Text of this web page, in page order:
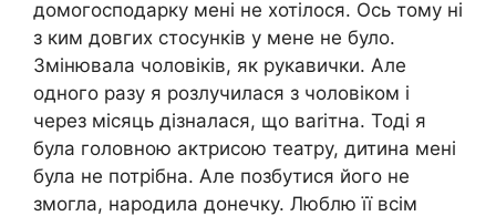
домогосподарку мені не хотілося. Ось тому ні
з ким довгих стосунків у мене не було.
Змінювала чоловіків, як рукавички. Але
одного разу я розлучилася з чоловіком і
через місяць дізналася, що ваrітна. Тоді я
була головною актрисою театру, дитина мені
була не потрібна. Але позбутися його не
змогла, народила донечку. Люблю її всім